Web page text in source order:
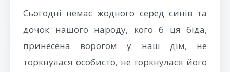
Сьогодні немає жодного серед синів та
дочок нашого народу, кого б ця біда,
принесена ворогом у наш дім, не
торкнулася особисто, не торкнулася його